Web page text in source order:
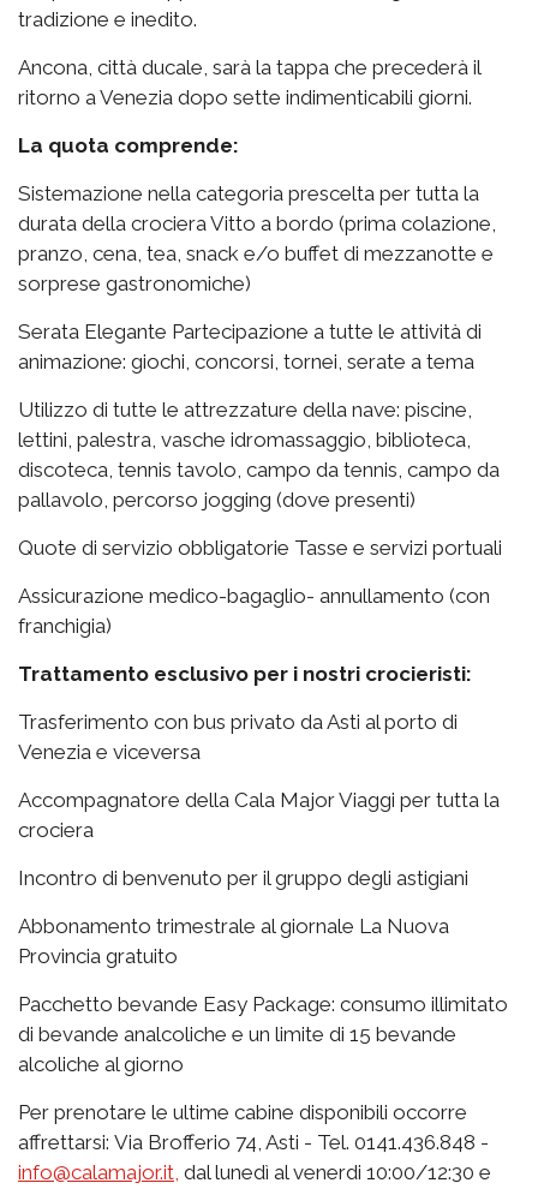
tradizione e inedito.
Ancona, città ducale, sarà la tappa che precederà il
ritorno a Venezia dopo sette indimenticabili giorni.
La quota comprende:
Sistemazione nella categoria prescelta per tutta la
durata della crociera Vitto a bordo (prima colazione,
pranzo, cena, tea, snack e/o buffet di mezzanotte e
sorprese gastronomiche)
Serata Elegante Partecipazione a tutte le attività di
animazione: giochi, concorsi, tornei, serate a tema
Utilizzo di tutte le attrezzature della nave: piscine,
lettini, palestra, vasche idromassaggio, biblioteca,
discoteca, tennis tavolo, campo da tennis, campo da
pallavolo, percorso jogging (dove presenti)
Quote di servizio obbligatorie Tasse e servizi portuali
Assicurazione medico-bagaglio- annullamento (con
franchigia)
Trattamento esclusivo per i nostri crocieristi:
Trasferimento con bus privato da Asti al porto di
Venezia e viceversa
Accompagnatore della Cala Major Viaggi per tutta la
crociera
Incontro di benvenuto per il gruppo degli astigiani
Abbonamento trimestrale al giornale La Nuova
Provincia gratuito
Pacchetto bevande Easy Package: consumo illimitato
di bevande analcoliche e un limite di 15 bevande
alcoliche al giorno
Per prenotare le ultime cabine disponibili occorre
affrettarsi: Via Brofferio 74, Asti - Tel. 0141.436.848 -
info@calamajor.it, dal lunedì al venerdi 10:00/12:30 e